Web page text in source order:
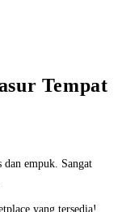
Tempat
dan empuk. Sangat
yang tersedia!